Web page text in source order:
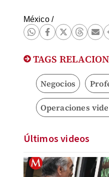
México/
TAGS
Negocios
Operaciones
Últimos videos